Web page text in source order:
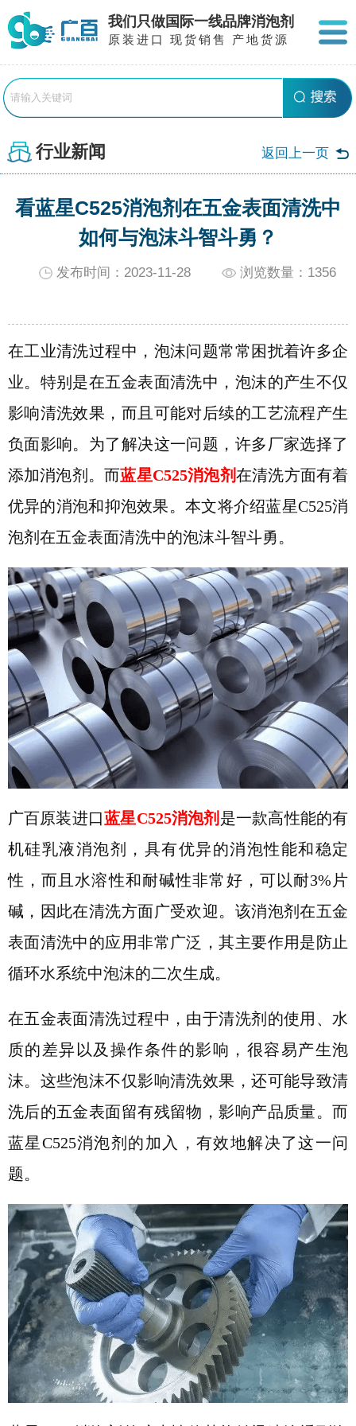
我们只做国际一线品牌消泡剂
原装进口 现货销售 产地货源
行业新闻 返回上一页
看蓝星C525消泡剂在五金表面清洗中
如何与泡沫斗智斗勇？
发布时间：2023-11-28 浏览数量： 1356
在工业清洗过程中，泡沫问题常常困扰着许多企
业。特别是在五金表面清洗中，泡沫的产生不仅
影响清洗效果，而且可能对后续的工艺流程产生
负面影响。为了解决这一问题，许多厂家选择了
添加消泡剂。而蓝星C525消泡剂在清洗方面有着
优异的消泡和抑泡效果。 本文将介绍蓝星C525消
泡剂在五金表面清洗中的泡沫斗智斗勇。
广百原装进口蓝星C525消泡剂 是一款高性能的有
机硅乳液消泡剂
，具有优异的消泡性能和稳定
性 ， 而且 水溶性和 耐碱性非常好，可以耐3%片
碱 ， 因此在清洗方面广受欢迎。该消泡剂在五金
表面清洗中的应用非常广泛，其主要作用是防止
循环水系统中泡沫的二次生成。
在五金表面清洗过程中，由于清洗剂的使用、水
质的差异以及操作条件的影响，很容易产生泡
沫。这些泡沫不仅影响清洗效果，还可能导致清
洗后的五金表面留有残留物，影响产品质量。而
蓝星C525消泡剂的加入，有效地解决了这一问
题。